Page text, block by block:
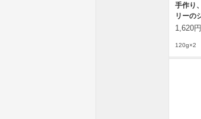
手作り
リーの
1,620円
120g×2